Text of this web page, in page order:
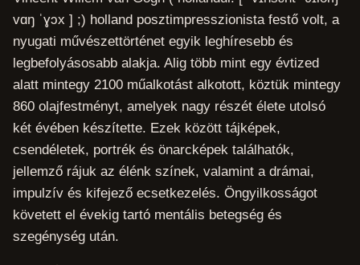
vɑŋ ˈɣɔx ] ;) holland posztimpresszionista festő volt, a
nyugati művészettörténet egyik leghíresebb és
legbefolyásosabb alakja. Alig több mint egy évtized
alatt mintegy 2100 műalkotást alkotott, köztük mintegy
860 olajfestményt, amelyek nagy részét élete utolsó
két évében készítette. Ezek között tájképek,
csendéletek, portrék és önarcképek találhatók,
jellemző rájuk az élénk színek, valamint a drámai,
impulzív és kifejező ecsetkezelés. Öngyilkosságot
követett el évekig tartó mentális betegség és
szegénység után.